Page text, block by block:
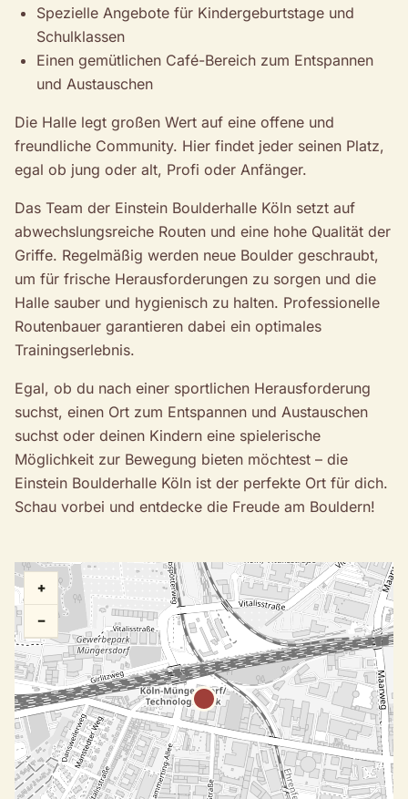
Spezielle Angebote für Kindergeburtstage und
Schulklassen
Einen gemütlichen Café-Bereich zum Entspannen
und Austauschen
Die Halle legt großen Wert auf eine offene und
freundliche Community. Hier findet jeder seinen Platz,
egal ob jung oder alt, Profi oder Anfänger.
Das Team der Einstein Boulderhalle Köln setzt auf
abwechslungsreiche Routen und eine hohe Qualität der
Griffe. Regelmäßig werden neue Boulder geschraubt,
um für frische Herausforderungen zu sorgen und die
Halle sauber und hygienisch zu halten. Professionelle
Routenbauer garantieren dabei ein optimales
Trainingserlebnis.
Egal, ob du nach einer sportlichen Herausforderung
suchst, einen Ort zum Entspannen und Austauschen
suchst oder deinen Kindern eine spielerische
Möglichkeit zur Bewegung bieten möchtest – die
Einstein Boulderhalle Köln ist der perfekte Ort für dich.
Schau vorbei und entdecke die Freude am Bouldern!
+
−